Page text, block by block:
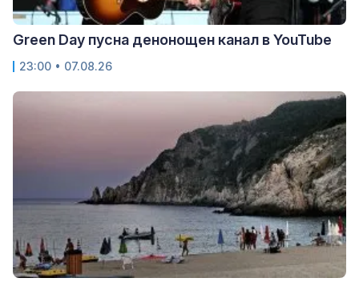
Green Day пусна денонощен канал в YouTube
23:00 • 07.08.26